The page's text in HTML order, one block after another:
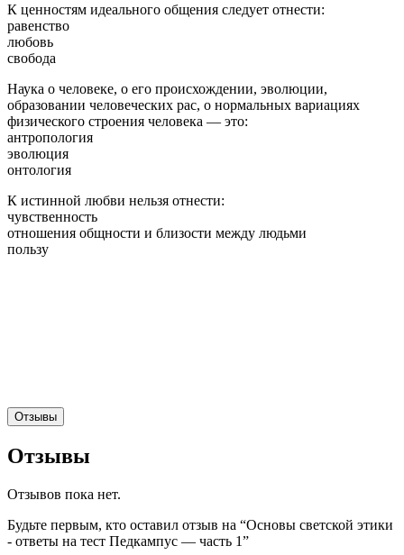
К ценностям идеального общения следует отнести:
равенство
любовь
свобода
Наука о человеке, о его происхождении, эволюции,
образовании человеческих рас, о нормальных вариациях
физического строения человека — это:
антропология
эволюция
онтология
К истинной любви нельзя отнести:
чувственность
отношения общности и близости между людьми
пользу
Отзывы
Отзывы
Отзывов пока нет.
Будьте первым, кто оставил отзыв на “Основы светской этики
- ответы на тест Педкампус — часть 1”